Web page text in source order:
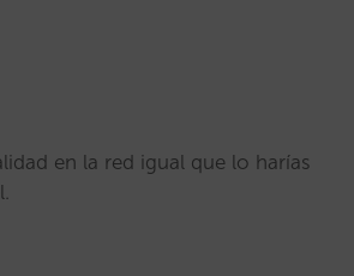
en la red igual que lo harías